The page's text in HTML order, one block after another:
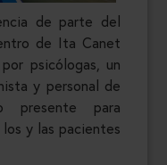
de parte del
de Ita Canet
psicólogas, un
y personal de
presente para
y las pacientes